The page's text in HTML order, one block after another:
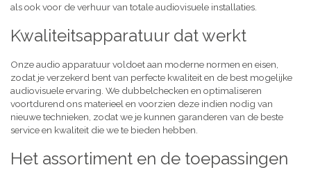
als ook voor de verhuur van totale audiovisuele installaties.
Kwaliteitsapparatuur dat werkt
Onze audio apparatuur voldoet aan moderne normen en eisen,
zodat je verzekerd bent van perfecte kwaliteit en de best mogelijke
audiovisuele ervaring. We dubbelchecken en optimaliseren
voortdurend ons materieel en voorzien deze indien nodig van
nieuwe technieken, zodat we je kunnen garanderen van de beste
service en kwaliteit die we te bieden hebben.
Het assortiment en de toepassingen